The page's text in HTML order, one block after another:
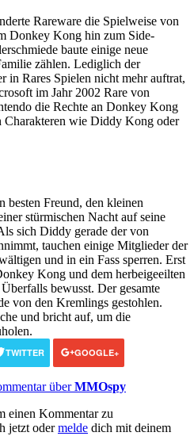
Rareware die Spielweise von
Donkey Kong hin zum Side-
baute einige neue
zählen. Lediglich der
in Rares Spielen nicht mehr auftrat,
im Jahr 2002 Rare von
die Rechte an Donkey Kong
Charakteren wie Diddy Kong oder
besten Freund, den kleinen
stürmischen Nacht auf seine
sich Diddy gerade der von
tauchen einige Mitglieder der
und in ein Fass sperren. Erst
Kong und dem herbeigeeilten
bewusst. Der gesamte
von den Kremlings gestohlen.
und bricht auf, um die
TWITTER GOOGLE+
überMMOspy
einen Kommentar zu
jetzt odermelde dich mit deinem